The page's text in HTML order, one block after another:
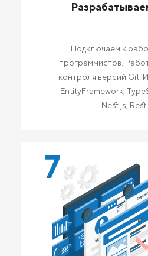
Подключаем к
программистов.
контроля версий Git.
EntityFramework,
Nest.js, Rest
7